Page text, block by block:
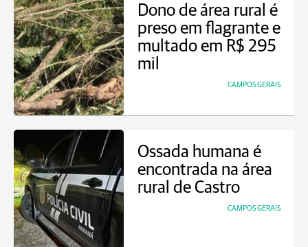
Dono de área rural é
preso em flagrante e
multado em R$ 295
mil
CAMPOS GERAIS
Ossada humana é
encontrada na área
rural de Castro
CAMPOS GERAIS